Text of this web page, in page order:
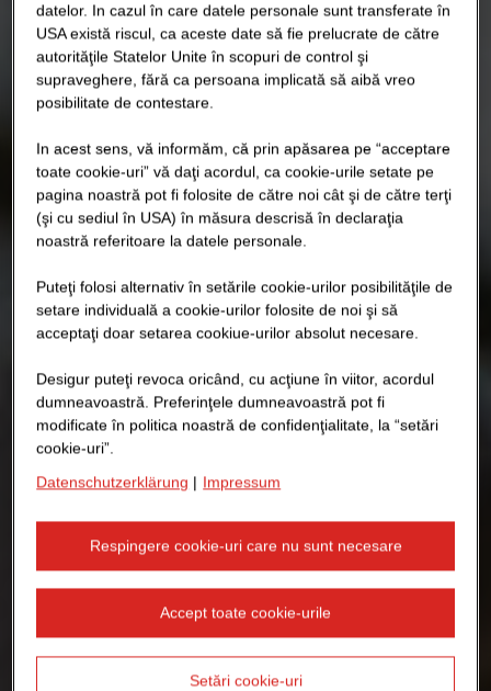
datelor. In cazul în care datele personale sunt transferate în
USA există riscul, ca aceste date să fie prelucrate de către
autorităţile Statelor Unite în scopuri de control şi
supraveghere, fără ca persoana implicată să aibă vreo
posibilitate de contestare.
In acest sens, vă informăm, că prin apăsarea pe “acceptare
toate cookie-uri” vă daţi acordul, ca cookie-urile setate pe
pagina noastră pot fi folosite de către noi cât şi de către terţi
(şi cu sediul în USA) în măsura descrisă în declaraţia
noastră referitoare la datele personale.
Puteţi folosi alternativ în setările cookie-urilor posibilităţile de
setare individuală a cookie-urilor folosite de noi şi să
acceptaţi doar setarea cookiue-urilor absolut necesare.
Desigur puteţi revoca oricând, cu acţiune în viitor, acordul
dumneavoastră. Preferinţele dumneavoastră pot fi
modificate în politica noastră de confidenţialitate, la “setări
cookie-uri”.
Datenschutzerklärung | Impressum
Respingere cookie-uri care nu sunt necesare
Accept toate cookie-urile
Setări cookie-uri